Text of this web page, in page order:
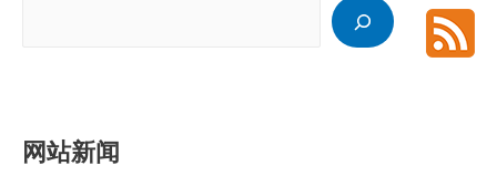
网站新闻